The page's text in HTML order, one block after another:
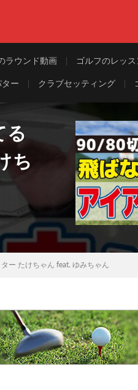
ラウンド動画 ゴルフのレッス
ター クラブセッティング
る
ち
ー たけちゃん feat. ゆみちゃん